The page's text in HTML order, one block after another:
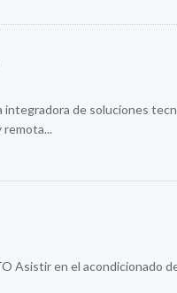
de soluciones
Asistir en el